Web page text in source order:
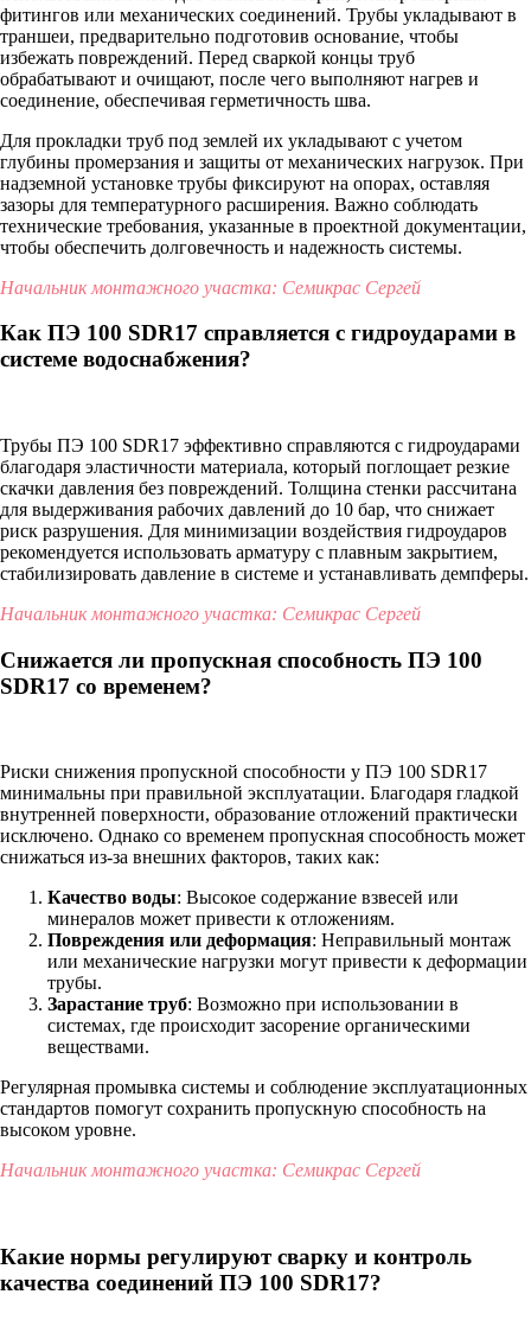
фитингов или механических соединений. Трубы укладывают в
траншеи, предварительно подготовив основание, чтобы
избежать повреждений. Перед сваркой концы труб
обрабатывают и очищают, после чего выполняют нагрев и
соединение, обеспечивая герметичность шва.
Для прокладки труб под землей их укладывают с учетом
глубины промерзания и защиты от механических нагрузок. При
надземной установке трубы фиксируют на опорах, оставляя
зазоры для температурного расширения. Важно соблюдать
технические требования, указанные в проектной документации,
чтобы обеспечить долговечность и надежность системы.
Начальник монтажного участка: Семикрас Сергей
Как ПЭ 100 SDR17 справляется с гидроударами в
системе водоснабжения?
Трубы ПЭ 100 SDR17 эффективно справляются с гидроударами
благодаря эластичности материала, который поглощает резкие
скачки давления без повреждений. Толщина стенки рассчитана
для выдерживания рабочих давлений до 10 бар, что снижает
риск разрушения. Для минимизации воздействия гидроударов
рекомендуется использовать арматуру с плавным закрытием,
стабилизировать давление в системе и устанавливать демпферы.
Начальник монтажного участка: Семикрас Сергей
Снижается ли пропускная способность ПЭ 100
SDR17 со временем?
Риски снижения пропускной способности у ПЭ 100 SDR17
минимальны при правильной эксплуатации. Благодаря гладкой
внутренней поверхности, образование отложений практически
исключено. Однако со временем пропускная способность может
снижаться из-за внешних факторов, таких как:
Качество воды: Высокое содержание взвесей или
минералов может привести к отложениям.
Повреждения или деформация: Неправильный монтаж
или механические нагрузки могут привести к деформации
трубы.
Зарастание труб: Возможно при использовании в
системах, где происходит засорение органическими
веществами.
Регулярная промывка системы и соблюдение эксплуатационных
стандартов помогут сохранить пропускную способность на
высоком уровне.
Начальник монтажного участка: Семикрас Сергей
Какие нормы регулируют сварку и контроль
качества соединений ПЭ 100 SDR17?